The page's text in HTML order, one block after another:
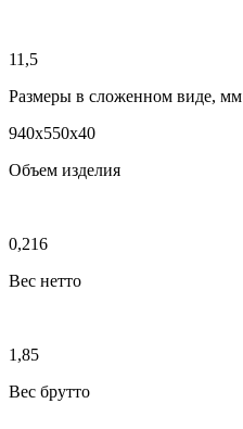
11,5
Размеры в сложенном виде, мм
940х550х40
Объем изделия
0,216
Вес нетто
1,85
Вес брутто